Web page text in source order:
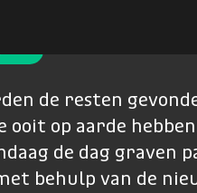
de resten
ooit op aarde
de dag graven
behulp van de